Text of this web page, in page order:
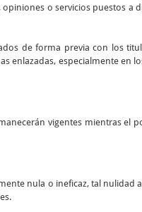
o servicios puestos a
de forma previa con los
especialmente en
vigentes mientras el
nula o ineficaz, tal nulidad